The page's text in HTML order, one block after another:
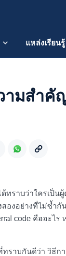
แหล่งเรียนรู้
ามสำคั
ทราบว่าใครเป็นผู้
องอย่างที่ไม่ซ้ำกั
code คืออะไร
ทราบกันดีว่า วิธีก